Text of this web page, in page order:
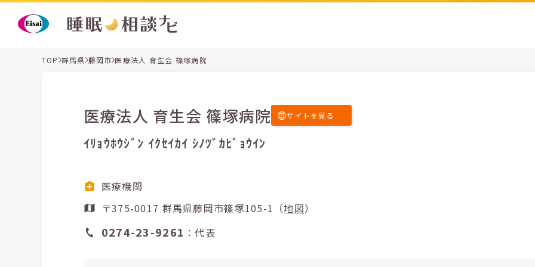
TOP 群馬県 藤岡市 医療法人 育生会 篠塚病院
医療法人 育生会 篠塚病院 サイトを見る
ｲﾘｮｳﾎｳｼﾞﾝ ｲｸｾｲｶｲ ｼﾉﾂﾞｶﾋﾞｮｳｲﾝ
医療機関
〒375-0017 群馬県藤岡市篠塚105-1（地図）
0274-23-9261 ：代表